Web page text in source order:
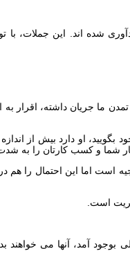
گردآوری شده اند. این
ما جریان داشته، اقرار
او دارد بیش از
شما و کسب کارتان را به
اما این احتمال را هم
است.
آمد، آنها می خواهند